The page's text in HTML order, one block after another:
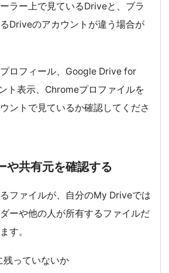
ラー上で見ているDriveと、ブラ
Driveのアカウントが違う場合が
ロフィール、Google Drive for
ト表示、Chromeプロファイルを
ントで見ているか確認してくださ
や共有元を確認する
ファイルが、自分のMy Driveでは
ーや他の人が所有するファイルだ
す。
残っていないか